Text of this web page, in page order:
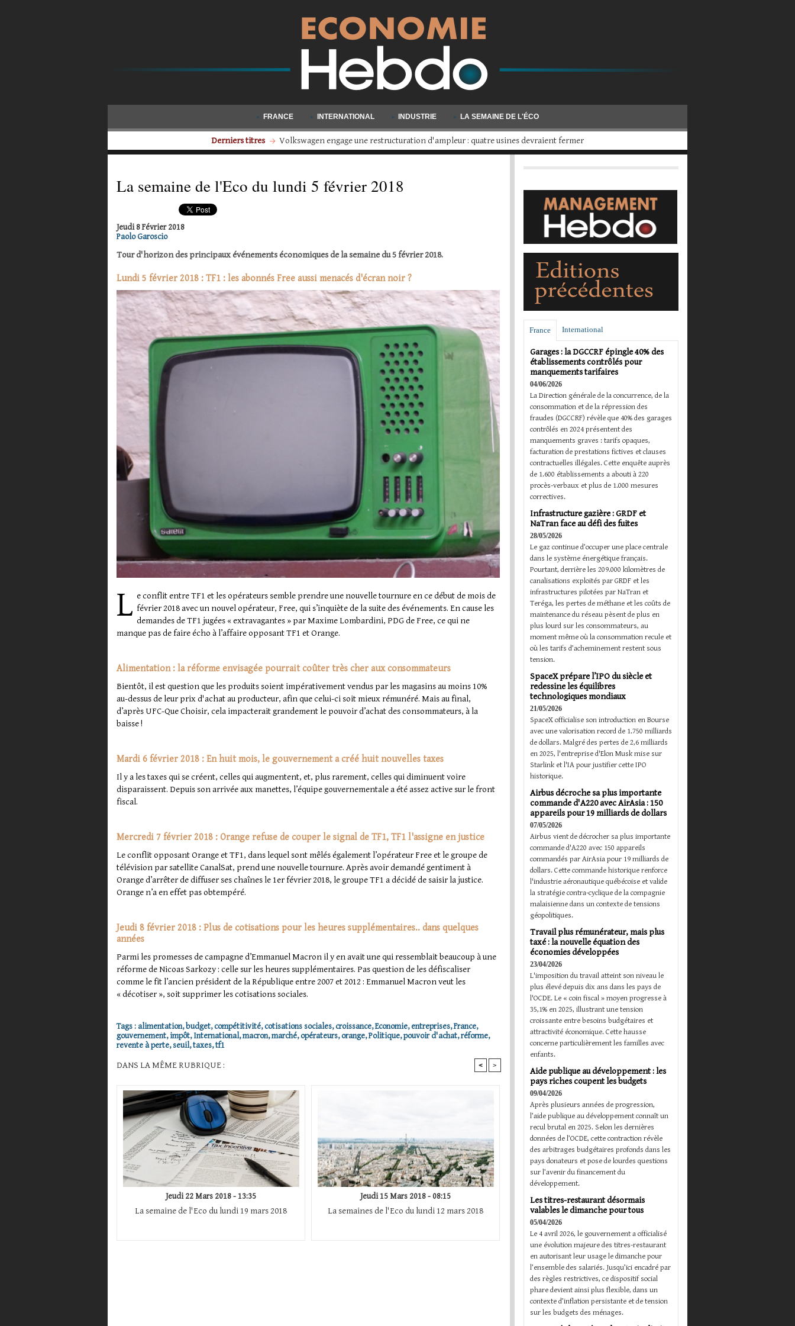
FRANCE INTERNATIONAL INDUSTRIE LA SEMAINE DE L'ÉCO
Derniers titres Millionnaires : un million de personnes sont venues grossir les rangs en 2025, a calculé UBS
La semaine de l'Eco du lundi 5 février 2018
Jeudi 8 Février 2018
Paolo Garoscio
Tour d'horizon des principaux événements économiques de la semaine du 5 février 2018.
Lundi 5 février 2018 : TF1 : les abonnés Free aussi menacés d'écran noir ?
L e conflit entre TF1 et les opérateurs semble prendre une nouvelle tournure en ce début de mois de
février 2018 avec un nouvel opérateur, Free, qui s’inquiète de la suite des événements. En cause les
demandes de TF1 jugées « extravagantes » par Maxime Lombardini, PDG de Free, ce qui ne
manque pas de faire écho à l’affaire opposant TF1 et Orange.
Alimentation : la réforme envisagée pourrait coûter très cher aux consommateurs
Bientôt, il est question que les produits soient impérativement vendus par les magasins au moins 10%
au-dessus de leur prix d'achat au producteur, afin que celui-ci soit mieux rémunéré. Mais au final,
d’après UFC-Que Choisir, cela impacterait grandement le pouvoir d’achat des consommateurs, à la
baisse !
Mardi 6 février 2018 : En huit mois, le gouvernement a créé huit nouvelles taxes
Il y a les taxes qui se créent, celles qui augmentent, et, plus rarement, celles qui diminuent voire
disparaissent. Depuis son arrivée aux manettes, l’équipe gouvernementale a été assez active sur le front
fiscal.
Mercredi 7 février 2018 : Orange refuse de couper le signal de TF1, TF1 l'assigne en justice
Le conflit opposant Orange et TF1, dans lequel sont mêlés également l’opérateur Free et le groupe de
télévision par satellite CanalSat, prend une nouvelle tournure. Après avoir demandé gentiment à
Orange d’arrêter de diffuser ses chaînes le 1er février 2018, le groupe TF1 a décidé de saisir la justice.
Orange n’a en effet pas obtempéré.
Jeudi 8 février 2018 : Plus de cotisations pour les heures supplémentaires.. dans quelques
années
Parmi les promesses de campagne d’Emmanuel Macron il y en avait une qui ressemblait beaucoup à une
réforme de Nicoas Sarkozy : celle sur les heures supplémentaires. Pas question de les défiscaliser
comme le fit l’ancien président de la République entre 2007 et 2012 : Emmanuel Macron veut les
« décotiser », soit supprimer les cotisations sociales.
Tags : alimentation,budget,compétitivité,cotisations sociales,croissance,Economie,entreprises,France,
gouvernement,impôt,International,macron,marché,opérateurs,orange,Politique,pouvoir d'achat,réforme,
revente à perte,seuil,taxes,tf1
DANS LA MÊME RUBRIQUE : < >
Jeudi 22 Mars 2018 - 13:35
La semaine de l'Eco du lundi 19 mars 2018
Jeudi 15 Mars 2018 - 08:15
La semaines de l'Eco du lundi 12 mars 2018
France International
Garages : la DGCCRF épingle 40% des
établissements contrôlés pour
manquements tarifaires
04/06/2026
La Direction générale de la concurrence, de la
consommation et de la répression des
fraudes (DGCCRF) révèle que 40% des garages
contrôlés en 2024 présentent des
manquements graves : tarifs opaques,
facturation de prestations fictives et clauses
contractuelles illégales. Cette enquête auprès
de 1.600 établissements a abouti à 220
procès-verbaux et plus de 1.000 mesures
correctives.
Infrastructure gazière : GRDF et
NaTran face au défi des fuites
28/05/2026
Le gaz continue d’occuper une place centrale
dans le système énergétique français.
Pourtant, derrière les 209.000 kilomètres de
canalisations exploités par GRDF et les
infrastructures pilotées par NaTran et
Teréga, les pertes de méthane et les coûts de
maintenance du réseau pèsent de plus en
plus lourd sur les consommateurs, au
moment même où la consommation recule et
où les tarifs d’acheminement restent sous
tension.
SpaceX prépare l’IPO du siècle et
redessine les équilibres
technologiques mondiaux
21/05/2026
SpaceX officialise son introduction en Bourse
avec une valorisation record de 1.750 milliards
de dollars. Malgré des pertes de 2,6 milliards
en 2025, l'entreprise d'Elon Musk mise sur
Starlink et l'IA pour justifier cette IPO
historique.
Airbus décroche sa plus importante
commande d'A220 avec AirAsia : 150
appareils pour 19 milliards de dollars
07/05/2026
Airbus vient de décrocher sa plus importante
commande d'A220 avec 150 appareils
commandés par AirAsia pour 19 milliards de
dollars. Cette commande historique renforce
l'industrie aéronautique québécoise et valide
la stratégie contra-cyclique de la compagnie
malaisienne dans un contexte de tensions
géopolitiques.
Travail plus rémunérateur, mais plus
taxé : la nouvelle équation des
économies développées
23/04/2026
L'imposition du travail atteint son niveau le
plus élevé depuis dix ans dans les pays de
l'OCDE. Le « coin fiscal » moyen progresse à
35,1% en 2025, illustrant une tension
croissante entre besoins budgétaires et
attractivité économique. Cette hausse
concerne particulièrement les familles avec
enfants.
Aide publique au développement : les
pays riches coupent les budgets
09/04/2026
Après plusieurs années de progression,
l’aide publique au développement connaît un
recul brutal en 2025. Selon les dernières
données de l’OCDE, cette contraction révèle
des arbitrages budgétaires profonds dans les
pays donateurs et pose de lourdes questions
sur l’avenir du financement du
développement.
Les titres-restaurant désormais
valables le dimanche pour tous
05/04/2026
Le 4 avril 2026, le gouvernement a officialisé
une évolution majeure des titres-restaurant
en autorisant leur usage le dimanche pour
l’ensemble des salariés. Jusqu’ici encadré par
des règles restrictives, ce dispositif social
phare devient ainsi plus flexible, dans un
contexte d’inflation persistante et de tension
sur les budgets des ménages.